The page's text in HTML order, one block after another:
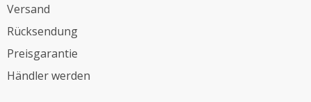
Versand
Rücksendung
Preisgarantie
Händler werden